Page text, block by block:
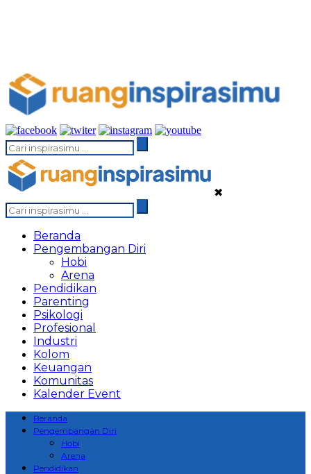
✖
Beranda
Pengembangan Diri
Hobi
Arena
Pendidikan
Parenting
Psikologi
Profesional
Industri
Kolom
Keuangan
Komunitas
Kalender Event
Beranda
Pengembangan Diri
Hobi
Arena
Pendidikan